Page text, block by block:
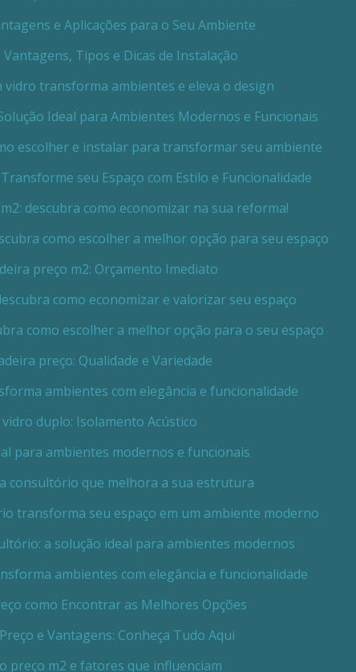
e Aplicações para o Seu Ambiente
Vantagens, Tipos e Dicas de Instalação
vidro transforma ambientes e eleva o design
Ideal para Ambientes Modernos e Funcionais
escolher e instalar para transformar seu ambiente
seu Espaço com Estilo e Funcionalidade
descubra como economizar na sua reforma!
como escolher a melhor opção para seu espaço
preço m2: Orçamento Imediato
como economizar e valorizar seu espaço
como escolher a melhor opção para o seu espaço
preço: Qualidade e Variedade
ambientes com elegância e funcionalidade
duplo: Isolamento Acústico
para ambientes modernos e funcionais
consultório que melhora a sua estrutura
transforma seu espaço em um ambiente moderno
a solução ideal para ambientes modernos
ambientes com elegância e funcionalidade
como Encontrar as Melhores Opções
e Vantagens: Conheça Tudo Aqui
preço m2 e fatores que influenciam